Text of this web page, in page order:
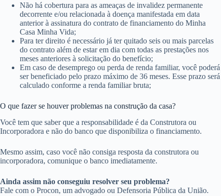
Não há cobertura para as ameaças de invalidez permanente
decorrente e/ou relacionada à doença manifestada em data
anterior à assinatura do contrato de financiamento do Minha
Casa Minha Vida;
Para ter direito é necessário já ter quitado seis ou mais parcelas
do contrato além de estar em dia com todas as prestações nos
meses anteriores à solicitação do benefício;
Em caso de desemprego ou perda de renda familiar, você poderá
ser beneficiado pelo prazo máximo de 36 meses. Esse prazo será
calculado conforme a renda familiar bruta;
O que fazer se houver problemas na construção da casa?
Você tem que saber que a responsabilidade é da Construtora ou
Incorporadora e não do banco que disponibiliza o financiamento.
Mesmo assim, caso você não consiga resposta da construtora ou
incorporadora, comunique o banco imediatamente.
Ainda assim não conseguiu resolver seu problema?
Fale com o Procon, um advogado ou Defensoria Pública da União.